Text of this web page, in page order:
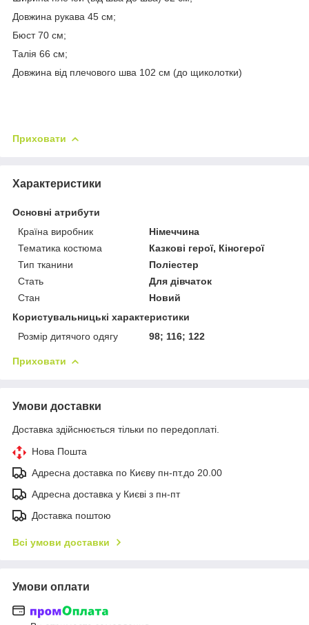
Довжина рукава 45 см;
Бюст 70 см;
Талія 66 см;
Довжина від плечового шва 102 см (до щиколотки)
Приховати
Характеристики
Основні атрибути
Країна виробник
Німеччина
Тематика костюма
Казкові герої, Кіногерої
Тип тканини
Поліестер
Стать
Для дівчаток
Стан
Новий
Користувальницькі характеристики
Розмір дитячого одягу
98; 116; 122
Приховати
Умови доставки
Доставка здійснюється тільки по передоплаті.
Нова Пошта
Адресна доставка по Києву пн-пт.до 20.00
Адресна доставка у Києві з пн-пт
Доставка поштою
Всі умови доставки
Умови оплати